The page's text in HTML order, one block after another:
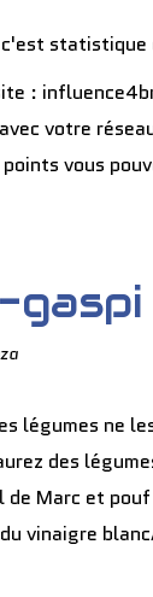
:
votre
vous
gaspi
légumes ne
des
Marc et
vinaigre